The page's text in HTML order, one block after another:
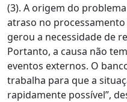
(3). A origem do
atraso no
gerou a necessidade de
Portanto, a causa não
eventos externos. O
trabalha para que a
rapidamente possível”,